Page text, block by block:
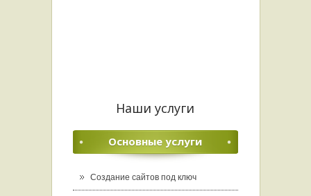
Наши услуги
Основные услуги
Создание сайтов под ключ